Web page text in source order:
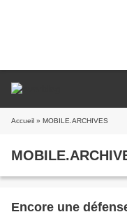
Accueil » MOBILE.ARCHIVES
Encore une